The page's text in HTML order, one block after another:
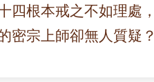
四根本戒之不如理處，
密宗上師卻無人質疑？